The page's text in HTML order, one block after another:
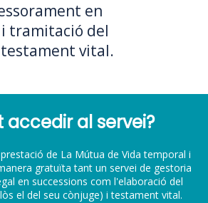
en
i tramitació del
vital.
accedir al servei?
de La Mútua de Vida temporal i
gratuïta tant un servei de gestoria
en successions com l'elaboració del
el del seu cònjuge) i testament vital.